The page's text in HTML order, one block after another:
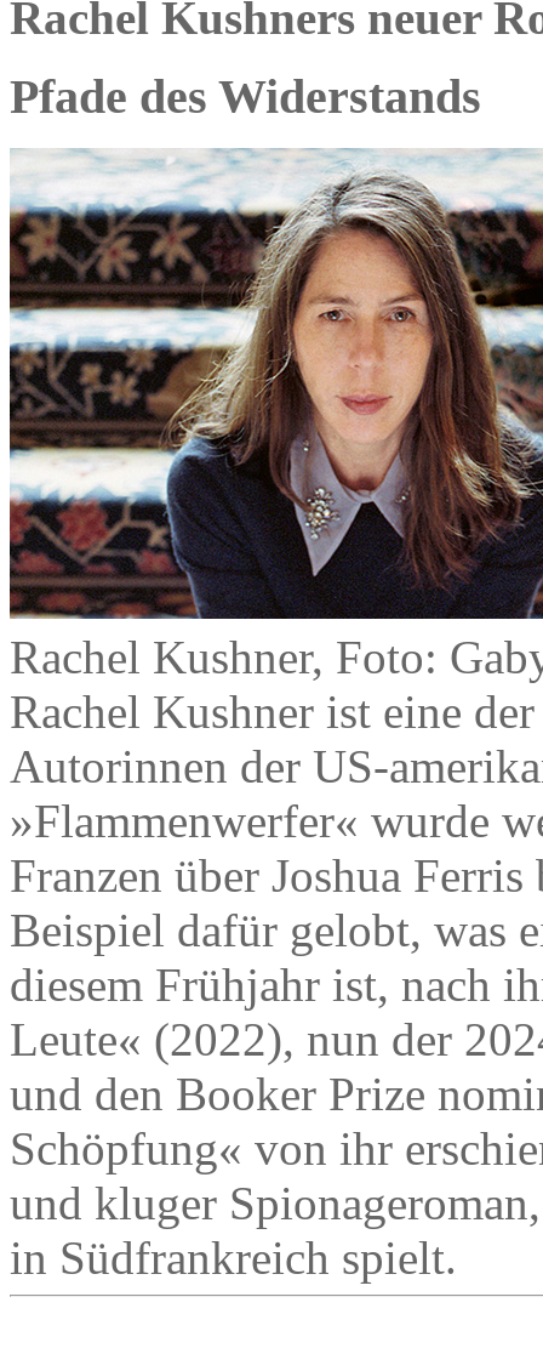
Rachel Kushners neuer
Pfade des Widerstands
Rachel Kushner, Foto:
Rachel Kushner ist eine
Autorinnen der US-
»Flammenwerfer« wurde
Franzen über Joshua
Beispiel dafür gelobt, was
diesem Frühjahr ist, nach
Leute« (2022), nun der
und den Booker Prize
Schöpfung« von ihr
und kluger
in Südfrankreich spielt.